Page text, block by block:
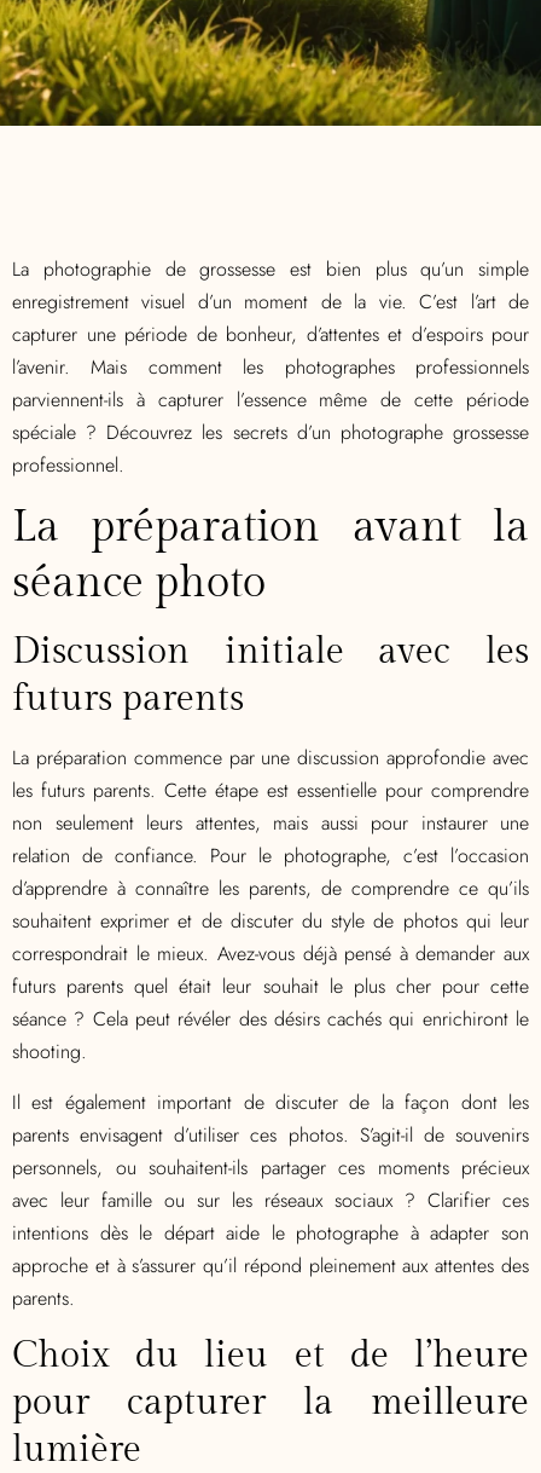
La photographie de grossesse est bien plus qu’un simple
enregistrement visuel d’un moment de la vie. C’est l’art de
capturer une période de bonheur, d’attentes et d’espoirs pour
l’avenir. Mais comment les photographes professionnels
parviennent-ils à capturer l’essence même de cette période
spéciale ? Découvrez les secrets d’un photographe grossesse
professionnel.
La préparation avant la
séance photo
Discussion initiale avec les
futurs parents
La préparation commence par une discussion approfondie avec
les futurs parents. Cette étape est essentielle pour comprendre
non seulement leurs attentes, mais aussi pour instaurer une
relation de confiance. Pour le photographe, c’est l’occasion
d’apprendre à connaître les parents, de comprendre ce qu’ils
souhaitent exprimer et de discuter du style de photos qui leur
correspondrait le mieux. Avez-vous déjà pensé à demander aux
futurs parents quel était leur souhait le plus cher pour cette
séance ? Cela peut révéler des désirs cachés qui enrichiront le
shooting.
Il est également important de discuter de la façon dont les
parents envisagent d’utiliser ces photos. S’agit-il de souvenirs
personnels, ou souhaitent-ils partager ces moments précieux
avec leur famille ou sur les réseaux sociaux ? Clarifier ces
intentions dès le départ aide le photographe à adapter son
approche et à s’assurer qu’il répond pleinement aux attentes des
parents.
Choix du lieu et de l’heure
pour capturer la meilleure
lumière